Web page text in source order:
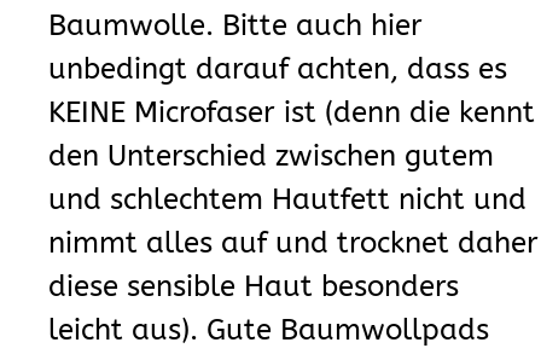
Baumwolle. Bitte auch hier
unbedingt darauf achten, dass es
KEINE Microfaser ist (denn die kennt
den Unterschied zwischen gutem
und schlechtem Hautfett nicht und
nimmt alles auf und trocknet daher
diese sensible Haut besonders
leicht aus). Gute Baumwollpads